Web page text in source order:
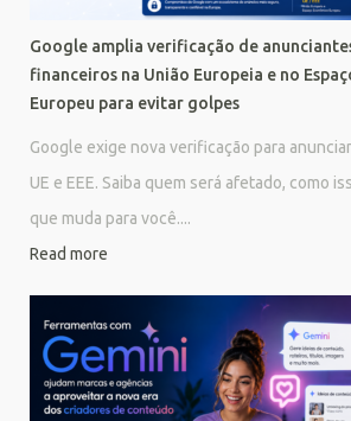
Google amplia verificação de
financeiros na União Europeia e no
Europeu para evitar golpes
Google exige nova verificação para
UE e EEE. Saiba quem será afetado, como
que muda para você....
Read more